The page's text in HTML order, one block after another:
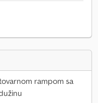
rampom sa